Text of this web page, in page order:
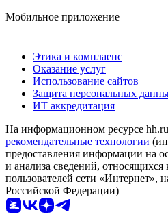
Мобильное приложение
Этика и комплаенс
Оказание услуг
Использование сайтов
Защита персональных
ИТ аккредитация
На информационном ресурсе hh.ru
рекомендательные технологии
предоставления информации на
и анализа сведений,
пользователей сети «Интернет»,
Российской Федерации)